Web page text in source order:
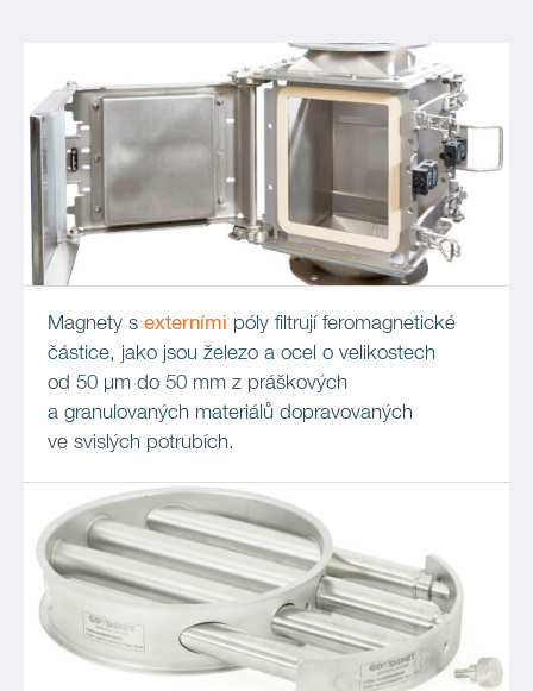
Magnety s externími póly filtrují feromagnetické
částice, jako jsou železo a ocel o velikostech
od 50 μm do 50 mm z práškových
a granulovaných materiálů dopravovaných
ve svislých potrubích.